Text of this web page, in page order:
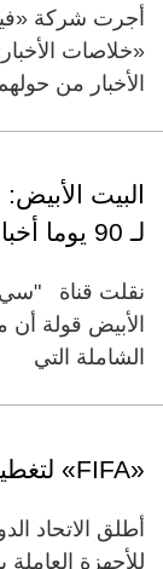
أجرت شركة
«خلاصات
الأخبار من
البيت
لـ 90 يوما أخبار كاذبة
نقلت قناة "سي
الأبيض قولة
الشاملة التي
«FIFA» لتغطية أخبار كُرة القدم
أطلق الاتحاد